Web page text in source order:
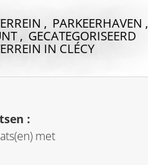
, PARKEERHAVEN ,
, GECATEGORISEERD
IN CLÉCY
:
met